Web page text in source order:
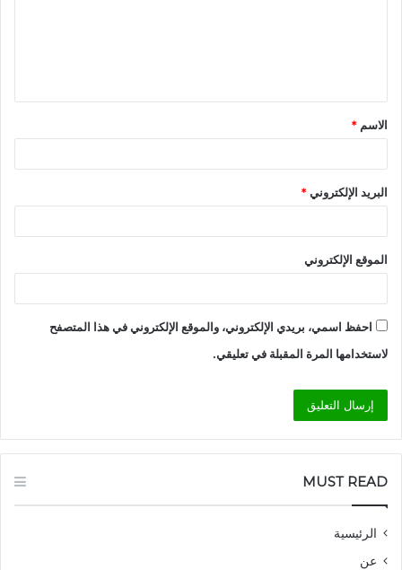
ق
*
الاسم *
البريد الإلكتروني*
الموقع الإلكتروني
احفظ اسمي، بريدي الإلكتروني، والموقع الإلكتروني في هذا المتصفح
لاستخدامها المرة المقبلة في تعليقي.
MUST READ
الرئيسية
عن